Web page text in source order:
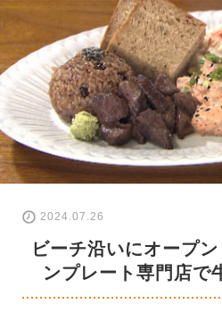
2024.07.26
ビーチ沿いにオープ
ンプレート専門店で